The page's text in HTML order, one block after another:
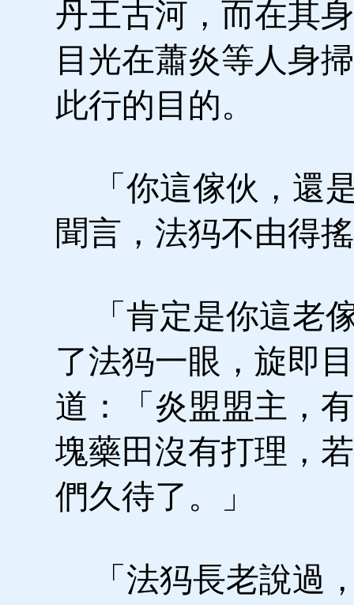
丹王古河，而在其
目光在蕭炎等人身
此行的目的。
「你這傢伙，還
聞言，法犸不由得
「肯定是你這老
了法犸一眼，旋即
道：「炎盟盟主，
塊藥田沒有打理，
們久待了。」
「法犸長老說過